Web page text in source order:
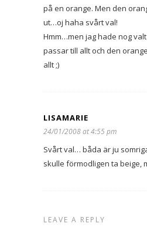
på en orange. Men den
ut…oj haha svårt val!
Hmm…men jag hade nog
passar till allt och den
allt ;)
LISAMARIE
24/01/2008 at 4:55 pm
Svårt val… båda är ju
skulle förmodligen ta beige,
LEAVE A REPLY